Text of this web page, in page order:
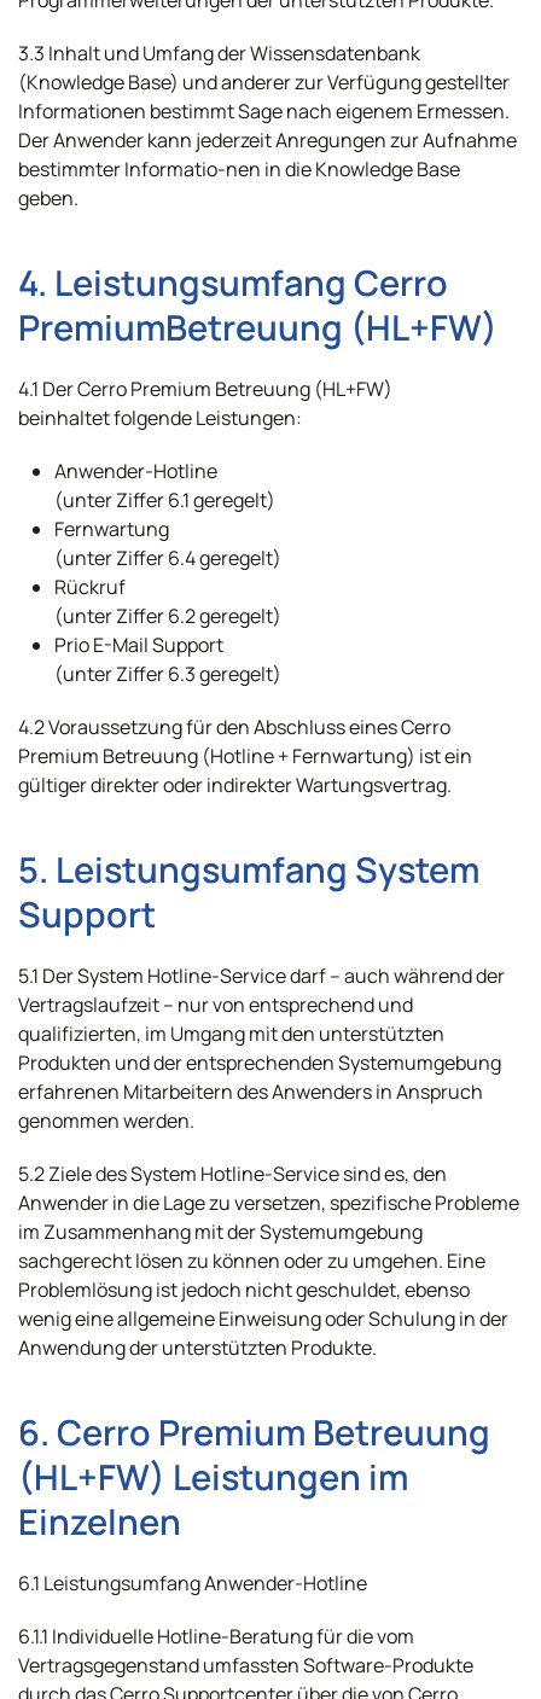
3.3 Inhalt und Umfang der Wissensdatenbank
(Knowledge Base) und anderer zur Verfügung gestellter
Informationen bestimmt Sage nach eigenem Ermessen.
Der Anwender kann jederzeit Anregungen zur Aufnahme
bestimmter Informatio-nen in die Knowledge Base
geben.
4. Leistungsumfang Cerro
PremiumBetreuung (HL+FW)
4.1 Der Cerro Premium Betreuung (HL+FW)
beinhaltet folgende Leistungen:
Anwender-Hotline
(unter Ziffer 6.1 geregelt)
Fernwartung
(unter Ziffer 6.4 geregelt)
Rückruf
(unter Ziffer 6.2 geregelt)
Prio E-Mail Support
(unter Ziffer 6.3 geregelt)
4.2 Voraussetzung für den Abschluss eines Cerro
Premium Betreuung (Hotline + Fernwartung) ist ein
gültiger direkter oder indirekter Wartungsvertrag.
5. Leistungsumfang System
Support
5.1 Der System Hotline-Service darf – auch während der
Vertragslaufzeit – nur von entsprechend und
qualifizierten, im Umgang mit den unterstützten
Produkten und der entsprechenden Systemumgebung
erfahrenen Mitarbeitern des Anwenders in Anspruch
genommen werden.
5.2 Ziele des System Hotline-Service sind es, den
Anwender in die Lage zu versetzen, spezifische Probleme
im Zusammenhang mit der Systemumgebung
sachgerecht lösen zu können oder zu umgehen. Eine
Problemlösung ist jedoch nicht geschuldet, ebenso
wenig eine allgemeine Einweisung oder Schulung in der
Anwendung der unterstützten Produkte.
6. Cerro Premium Betreuung
(HL+FW) Leistungen im
Einzelnen
6.1 Leistungsumfang Anwender-Hotline
6.1.1 Individuelle Hotline-Beratung für die vom
Vertragsgegenstand umfassten Software-Produkte